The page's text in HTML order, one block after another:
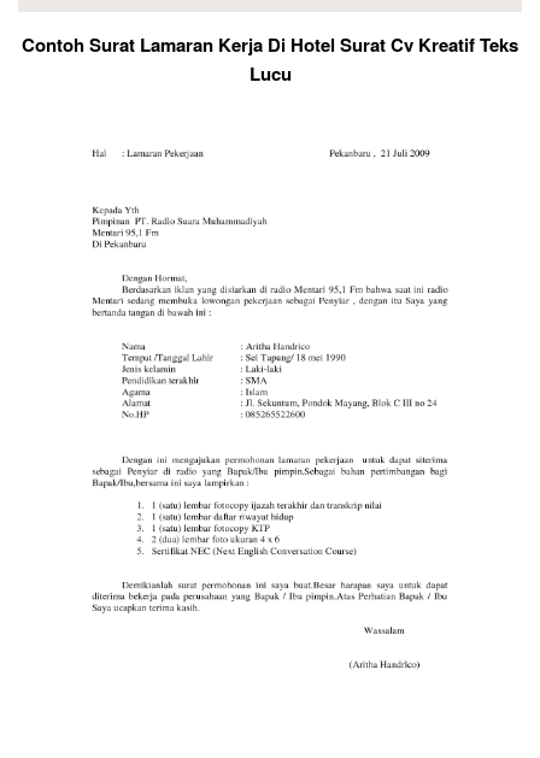
Contoh Surat Lamaran Kerja Di Hotel Surat Cv Kreatif Teks
Lucu